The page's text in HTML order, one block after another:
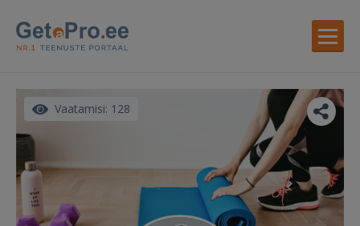
Vaatamisi: 128